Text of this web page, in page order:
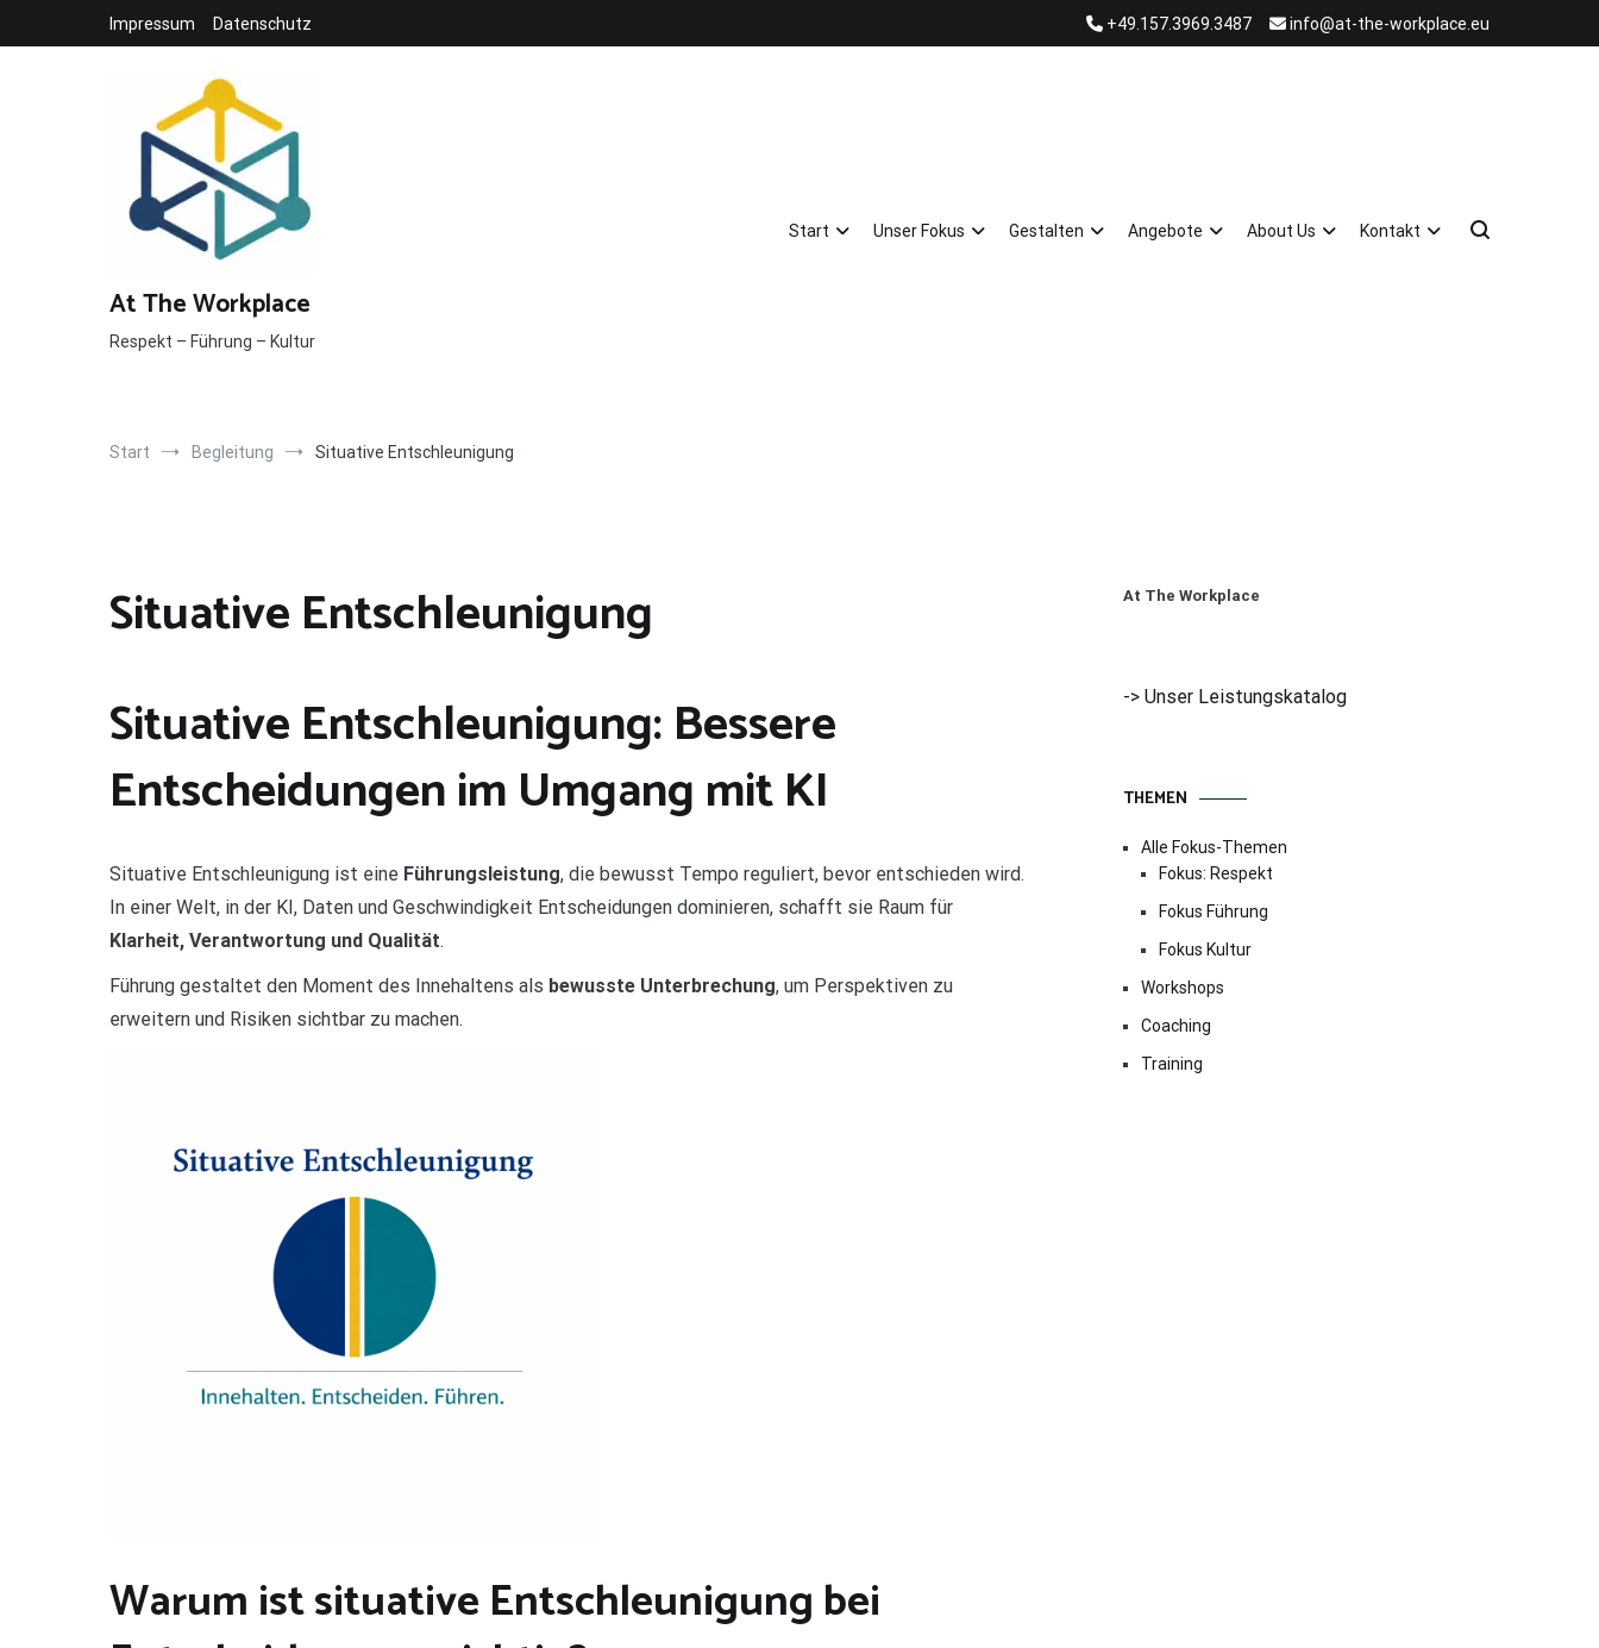
Impressum Datenschutz +49.157.3969.3487 info@at-the-workplace.eu
At The Workplace
Respekt – Führung – Kultur
Start Unser Fokus Gestalten Angebote About Us Kontakt
Start Begleitung Situative Entschleunigung
Situative Entschleunigung
Situative Entschleunigung: Bessere
Entscheidungen im Umgang mit KI
Situative Entschleunigung ist eine Führungsleistung, die bewusst Tempo reguliert, bevor entschieden wird.
In einer Welt, in der KI, Daten und Geschwindigkeit Entscheidungen dominieren, schafft sie Raum für
Klarheit, Verantwortung und Qualität.
Führung gestaltet den Moment des Innehaltens als bewusste Unterbrechung, um Perspektiven zu
erweitern und Risiken sichtbar zu machen.
Warum ist situative Entschleunigung bei
At The Workplace
-> Unser Leistungskatalog
THEMEN
Alle Fokus-Themen
Fokus: Respekt
Fokus Führung
Fokus Kultur
Workshops
Coaching
Training